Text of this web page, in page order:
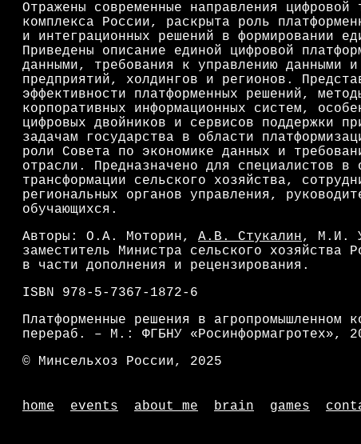
Отражены современные направления цифровой
комплекса России, раскрыта роль
и интеграционных решений в формировании
Приведены описание единой цифровой
данными, требования к управлению данными
предприятий, холдингов и регионов.
эффективности платформенных решений,
корпоративных информационных систем,
цифровых двойников и сервисов поддержки
задачам государства в области
роли Совета по экономике данных и
отрасли. Предназначено для специалистов в
трансформации сельского хозяйства,
региональных органов управления,
обучающихся.
Авторы: О.А. Моторин, А.В. Стукалин, М.И.
заместитель Министра сельского хозяйства
в части дополнения и рецензирования.
ISBN 978-5-7367-1872-6
Платформенные решения в
перераб. – М.: ФГБНУ «Росинформагротех»,
© Минсельхоз России, 2025
home events about me brain games